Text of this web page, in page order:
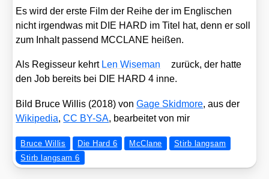
Es wird der ers­te Film der Rei­he der im Eng­li­schen
nicht irgend­was mit DIE HARD im Titel hat, denn er soll
zum Inhalt pas­send MCCLANE hei­ßen.
Als Regis­seur kehrt Len Wise­man
zurück, der hat­te
den Job bereits bei DIE HARD 4 inne.
Bild Bruce Wil­lis (2018) vonGage Skid­mo­re, aus der
Wiki­pe­dia,CC BY-SA, bear­bei­tet von mir
Bruce Willis Die Hard 6 McClane
Stirb langsam
Stirb langsam 6